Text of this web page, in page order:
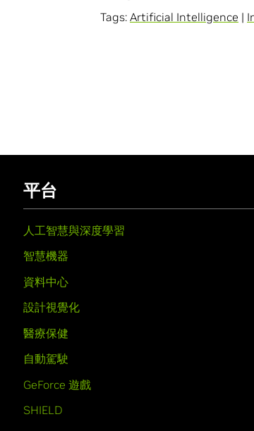
Tags: Artificial Intelligence |
平台
人工智慧與深度學習
智慧機器
資料中心
設計視覺化
醫療保健
自動駕駛
GeForce 遊戲
SHIELD